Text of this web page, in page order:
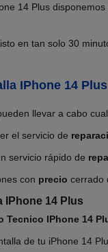
14 Plus
en tan solo 30
IPhone 14 Plus
llevar a cabo
el servicio de
servicio rápido de
con precio cerrado
IPhone 14 Plus
Tecnico IPhone 14
de tu iPhone 14